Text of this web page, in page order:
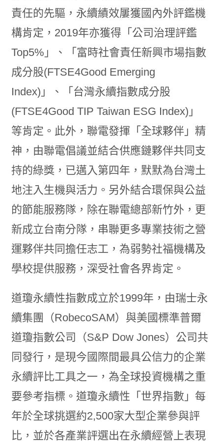
責任的先驅，永續績效屢獲國內外評鑑機
構肯定，2019年亦獲得「公司治理評鑑
Top5%」、「富時社會責任新興市場指數
成分股(FTSE4Good Emerging
Index)」、「台灣永續指數成分股
(FTSE4Good TIP Taiwan ESG Index)」
等肯定。此外，聯電發揮「全球夥伴」精
神，由聯電倡議並結合供應鏈夥伴共同支
持的綠獎，已邁入第四年，默默為台灣土
地注入生機與活力。另外結合環保與公益
的節能服務隊，除在聯電總部新竹外，更
新成立台南分隊，串聯更多專業技術之營
運夥伴共同擔任志工，為弱勢社福機構及
學校提供服務，深受社會各界肯定。
道瓊永續性指數成立於1999年，由瑞士永
續集團（RobecoSAM）與美國標準普爾
道瓊指數公司（S&P Dow Jones）公司共
同發行，是現今國際間最具公信力的企業
永續評比工具之一，為全球投資機構之重
要參考指標。道瓊永續性「世界指數」每
年於全球挑選約2,500家大型企業參與評
比，並於各產業評選出在永續經營上表現